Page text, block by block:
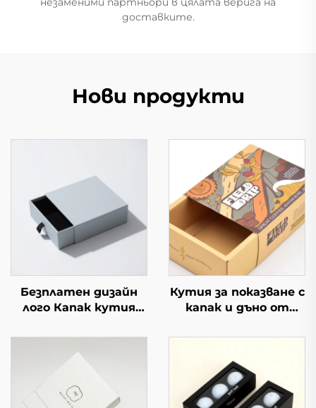
доставките.
Нови продукти
Безплатен дизайн
лого Капак кутия
опаковка
Висококачествена
Пълно принтиране
Кутии за подаръци
Кутия за показване с
капак и дъно от
материал Горна/
прозорец Масивна
картонена кутия за
подарък за тенис и